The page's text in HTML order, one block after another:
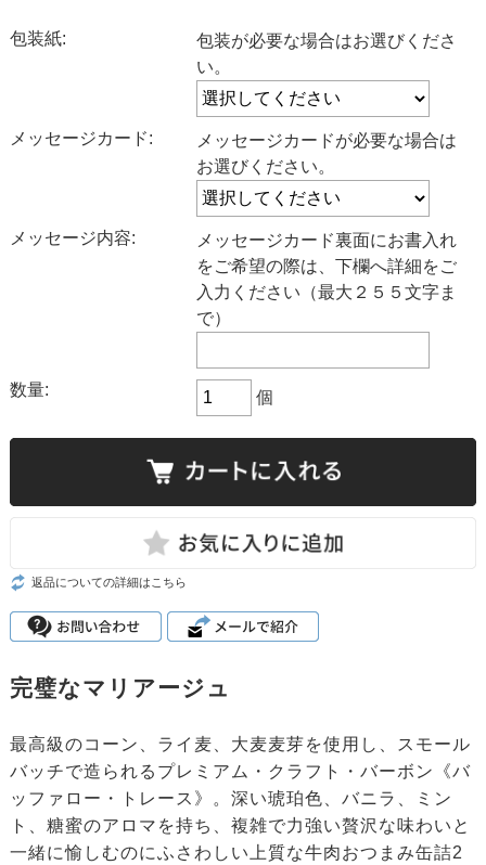
包装紙:
包装が必要な場合はお選びくださ
い。
メッセージカード:
メッセージカードが必要な場合は
お選びください。
メッセージ内容:
メッセージカード裏面にお書入れ
をご希望の際は、下欄へ詳細をご
入力ください（最大２５５文字ま
で）
数量: 個
返品についての詳細はこちら
完璧なマリアージュ
最高級のコーン、ライ麦、大麦麦芽を使用し、スモール
バッチで造られるプレミアム・クラフト・バーボン《バ
ッファロー・トレース》。深い琥珀色、バニラ、ミン
ト、糖蜜のアロマを持ち、複雑で力強い贅沢な味わいと
一緒に愉しむのにふさわしい上質な牛肉おつまみ缶詰2